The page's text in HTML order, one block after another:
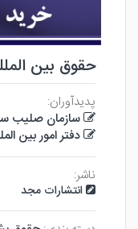
حقوق بین
پدیدآوران:
سازمان صلیب
دفتر امور بین
ناشر:
انتشارات مجد